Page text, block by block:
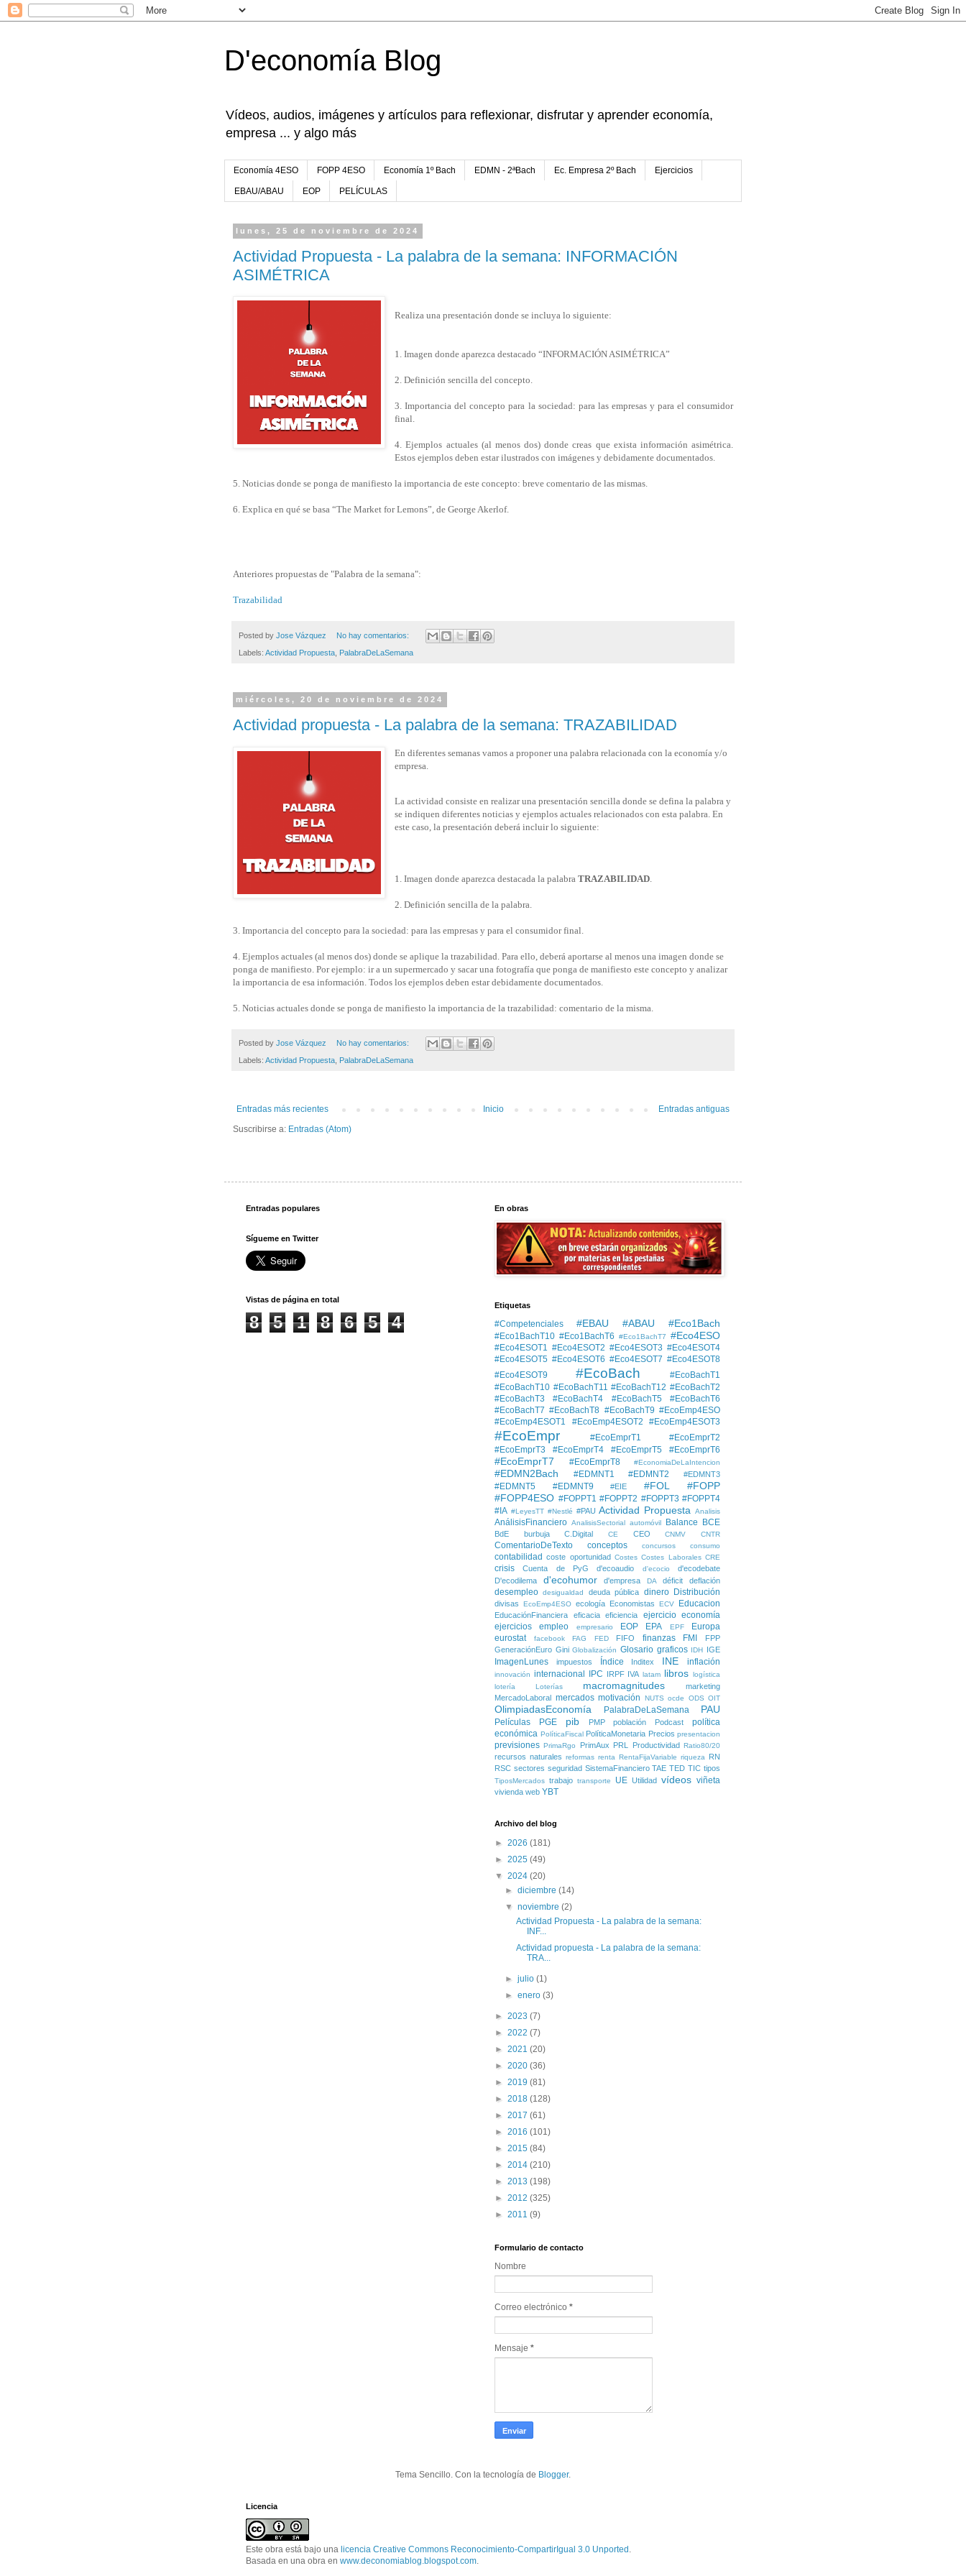
D'economía Blog
Vídeos, audios, imágenes y artículos para reflexionar, disfrutar y aprender economía,
empresa ... y algo más
Economía 4ESO FOPP 4ESO Economía 1º Bach EDMN - 2ªBach Ec. Empresa 2º Bach Ejercicios
EBAU/ABAU EOP PELÍCULAS
lunes, 25 de noviembre de 2024
Actividad Propuesta - La palabra de la semana: INFORMACIÓN
ASIMÉTRICA
Realiza una presentación donde se incluya lo siguiente:
1. Imagen donde aparezca destacado “INFORMACIÓN ASIMÉTRICA”
2. Definición sencilla del concepto.
3. Importancia del concepto para la sociedad: para las empresas y para el consumidor
final.
4. Ejemplos actuales (al menos dos) donde creas que exista información asimétrica.
Estos ejemplos deben estar ilustrados con imágenes y debidamente documentados.
5. Noticias donde se ponga de manifiesto la importancia de este concepto: breve comentario de las mismas.
6. Explica en qué se basa “The Market for Lemons”, de George Akerlof.
Anteriores propuestas de "Palabra de la semana":
Trazabilidad
Posted by Jose Vázquez No hay comentarios:
Labels: Actividad Propuesta PalabraDeLaSemana
miércoles, 20 de noviembre de 2024
Actividad propuesta - La palabra de la semana: TRAZABILIDAD
En diferentes semanas vamos a proponer una palabra relacionada con la economía y/o
empresa.
La actividad consiste en realizar una presentación sencilla donde se defina la palabra y
se indiquen diferentes noticias y ejemplos actuales relacionados con esta palabra. En
este caso, la presentación deberá incluir lo siguiente:
1. Imagen donde aparezca destacada la palabraTRAZABILIDAD
2. Definición sencilla de la palabra.
3. Importancia del concepto para la sociedad: para las empresas y para el consumidor final.
4. Ejemplos actuales (al menos dos) donde se aplique la trazabilidad. Para ello, deberá aportarse al menos una imagen donde se
ponga de manifiesto. Por ejemplo: ir a un supermercado y sacar una fotografía que ponga de manifiesto este concepto y analizar
la importancia de esa información. Todos los ejemplos deben estar debidamente documentados.
5. Noticias actuales donde se ponga de manifiesto la importancia de la trazabilidad: comentario de la misma.
Posted by Jose Vázquez No hay comentarios:
Labels: Actividad Propuesta PalabraDeLaSemana
Entradas más recientes Entradas antiguas
Inicio
Suscribirse a: Entradas (Atom)
Entradas populares
Sígueme en Twitter
Vistas de página en total
8 5 1 8 6 5 4
En obras
Etiquetas
#Competenciales #EBAU #ABAU #Eco1Bach
#Eco1BachT10 #Eco1BachT6 #Eco1BachT7 #Eco4ESO
#Eco4ESOT1 #Eco4ESOT2 #Eco4ESOT3 #Eco4ESOT4
#Eco4ESOT5 #Eco4ESOT6 #Eco4ESOT7 #Eco4ESOT8
#Eco4ESOT9
#EcoBach
#EcoBachT1
#EcoBachT10 #EcoBachT11 #EcoBachT12 #EcoBachT2
#EcoBachT3
#EcoBachT4 #EcoBachT5
#EcoBachT6
#EcoBachT7 #EcoBachT8 #EcoBachT9 #EcoEmp4ESO
#EcoEmp4ESOT1
#EcoEmp4ESOT2 #EcoEmp4ESOT3
#EcoEmpr #EcoEmprT1
#EcoEmprT2
#EcoEmprT3
#EcoEmprT4 #EcoEmprT5 #EcoEmprT6
#EcoEmprT7 #EcoEmprT8 #EconomiaDeLaIntencion
#EDMN2Bach #EDMNT1 #EDMNT2 #EDMNT3
#EDMNT5 #EDMNT9 #EIE #FOL
#FOPP
#FOPP4ESO #FOPPT1 #FOPPT2 #FOPPT3 #FOPPT4
#IA #LeyesTT #Nestlé #PAU Actividad Propuesta Analisis
AnálisisFinanciero AnalisisSectorial automóvil Balance BCE
BdE burbuja C.Digital CE CEO CNMV CNTR
ComentarioDeTexto conceptos concursos consumo
contabilidad coste oportunidad Costes Costes Laborales CRE
crisis Cuenta de PyG d'ecoaudio d'ecocio
d'ecodebate
D'ecodilema
d'ecohumor d'empresa DA déficit deflación
desempleo desigualdad deuda pública dinero Distribución
divisas EcoEmp4ESO ecología Economistas ECV Educacion
EducaciónFinanciera eficacia eficiencia
ejercicio economía
ejercicios
empleo empresario EOP EPA EPF
Europa
eurostat
facebook FAG FED FIFO finanzas FMI
FPP
GeneraciónEuro Gini Globalización Glosario graficos IDH IGE
ImagenLunes impuestos Índice Inditex INE inflación
innovación internacional IPC IRPF IVA latam libros logística
lotería
Loterías macromagnitudes
marketing
MercadoLaboral mercados motivación NUTS ocde ODS OIT
OlimpiadasEconomía PalabraDeLaSemana PAU
Películas PGE pib PMP población Podcast
política
económica PolíticaFiscal PolíticaMonetaria Precios presentacion
previsiones PrimaRgo PrimAux PRL Productividad Ratio80/20
recursos naturales reformas renta RentaFijaVariable riqueza
RN
RSC sectores seguridad SistemaFinanciero TAE TED TIC tipos
TiposMercados trabajo transporte UE Utilidad vídeos viñeta
vivienda web YBT
Archivo del blog
► 2026 (181)
► 2025 (49)
▼ 2024 (20)
►diciembre(14)
▼noviembre(2)
Actividad Propuesta - La palabra de la semana:
INF...
Actividad propuesta - La palabra de la semana:
TRA...
►julio(1)
►enero(3)
► 2023 (7)
► 2022 (7)
► 2021 (20)
► 2020 (36)
► 2019 (81)
► 2018 (128)
► 2017 (61)
► 2016 (101)
► 2015 (84)
► 2014 (210)
► 2013 (198)
► 2012 (325)
► 2011 (9)
Formulario de contacto
Nombre
Correo electrónico *
Mensaje *
Tema Sencillo. Con la tecnología de Blogger.
Licencia
Este obra está bajo una licencia Creative Commons Reconocimiento-CompartirIgual 3.0 Unported .
Basada en una obra en www.deconomiablog.blogspot.com.